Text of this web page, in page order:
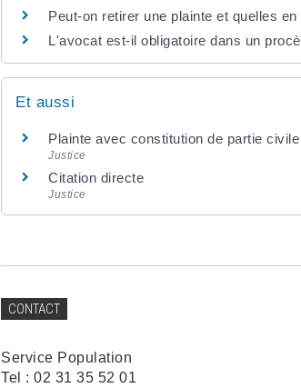
Peut-on retirer une plainte et quelles
L'avocat est-il obligatoire dans un
Et aussi
Plainte avec constitution de partie civile
Justice
Citation directe
Justice
CONTACT
Service Population
Tel : 02 31 35 52 01